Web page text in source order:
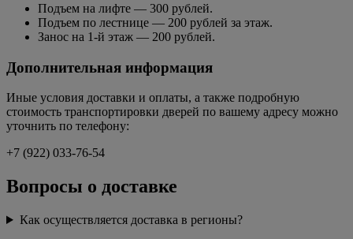
Подъем на лифте — 300 рублей.
Подъем по лестнице — 200 рублей за этаж.
Занос на 1-й этаж — 200 рублей.
Дополнительная информация
Иные условия доставки и оплаты, а также подробную
стоимость транспортировки дверей по вашему адресу можно
уточнить по телефону:
+7 (922) 033-76-54
Вопросы о доставке
Как осуществляется доставка в регионы?